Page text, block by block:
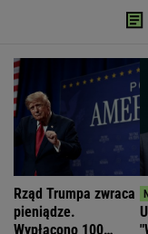
Rząd Trumpa zwraca
pieniądze.
Wypłacono 100